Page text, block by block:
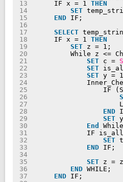
13
14
15
16
17
18
19
20
21
22
23
24
25
26
27
28
29
30
31
32
33
34
35
36
37
IF x = 1 THEN
SET
END IF;
SELECT
IF x = 1 THEN
SET z = 1;
While z <=
SET c =
SET
SET y =
IF
END
SET
End
IF
SET
END IF;
SET z =
END WHILE;
END IF;